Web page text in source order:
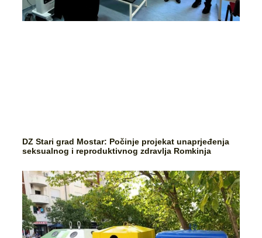
DZ Stari grad Mostar: Počinje projekat unaprjeđenja
seksualnog i reproduktivnog zdravlja Romkinja